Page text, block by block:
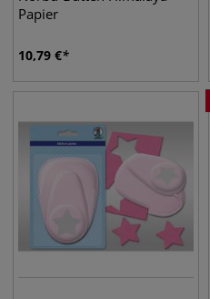
Papier
10,79 €